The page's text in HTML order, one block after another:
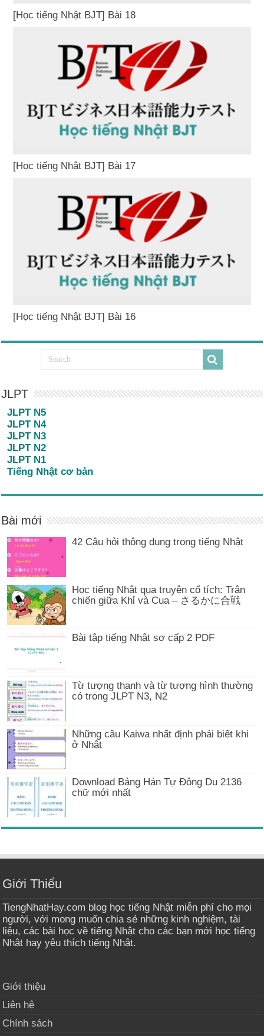
[Học tiếng Nhật BJT] Bài 18
[Học tiếng Nhật BJT] Bài 17
[Học tiếng Nhật BJT] Bài 16
JLPT
JLPT N5
JLPT N4
JLPT N3
JLPT N2
JLPT N1
Tiếng Nhật cơ bản
Bài mới
42 Câu hỏi thông dụng trong tiếng Nhật
Học tiếng Nhật qua truyện cổ tích: Trận
chiến giữa Khỉ và Cua – さるかに合戦
Bài tập tiếng Nhật sơ cấp 2 PDF
Từ tượng thanh và từ tượng hình thường
có trong JLPT N3, N2
Những câu Kaiwa nhất định phải biết khi
ở Nhật
Download Bảng Hán Tự Đông Du 2136
chữ mới nhất
Giới Thiểu
TiengNhatHay.com blog học tiếng Nhật miễn phí cho mọi
người, với mong muốn chia sẻ những kinh nghiệm, tài
liệu, các bài học về tiếng Nhật cho các bạn mới học tiếng
Nhật hay yêu thích tiếng Nhật.
Giới thiệu
Liên hệ
Chính sách